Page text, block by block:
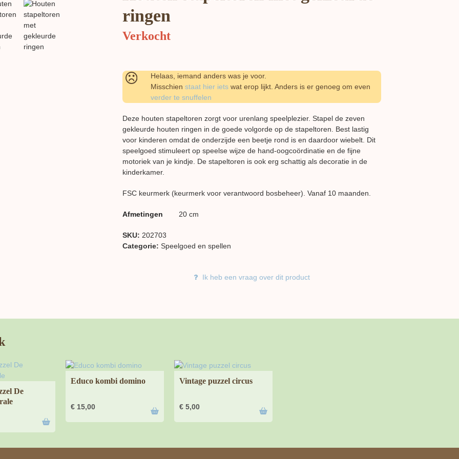
ringen
Verkocht
Helaas, iemand anders was je voor.
Misschien staat hier iets wat erop lijkt. Anders is er genoeg om even
verder te snuffelen
Deze houten stapeltoren zorgt voor urenlang speelplezier. Stapel de zeven
gekleurde houten ringen in de goede volgorde op de stapeltoren. Best lastig
voor kinderen omdat de onderzijde een beetje rond is en daardoor wiebelt. Dit
speelgoed stimuleert op speelse wijze de hand-oogcoördinatie en de fijne
motoriek van je kindje. De stapeltoren is ook erg schattig als decoratie in de
kinderkamer.
FSC keurmerk (keurmerk voor verantwoord bosbeheer). Vanaf 10 maanden.
Afmetingen 20 cm
SKU: 202703
Categorie: Speelgoed en spellen
Ik heb een vraag over dit product
De
Educo kombi domino
€ 15,00
Vintage puzzel circus
€ 5,00